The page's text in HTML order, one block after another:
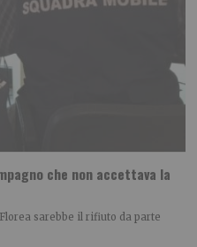
che non accettava la
sarebbe il rifiuto da parte